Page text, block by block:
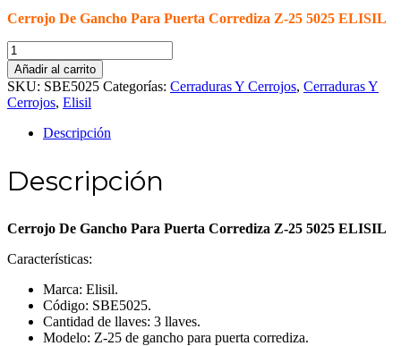
Cerrojo De Gancho Para Puerta Corrediza Z-25 5025 ELISIL
Cerrojo
De
Gancho
Para
Puerta
Corrediza
5025
ELISIL
Añadir al carrito
SKU: SBE5025 Categorías: Cerraduras Y Cerrojos, Cerraduras Y
Cerrojos, Elisil
Descripción
Descripción
Cerrojo De Gancho Para Puerta Corrediza Z-25 5025 ELISIL
Características:
Marca: Elisil.
Código: SBE5025.
Cantidad de llaves: 3 llaves.
Modelo: Z-25 de gancho para puerta corrediza.